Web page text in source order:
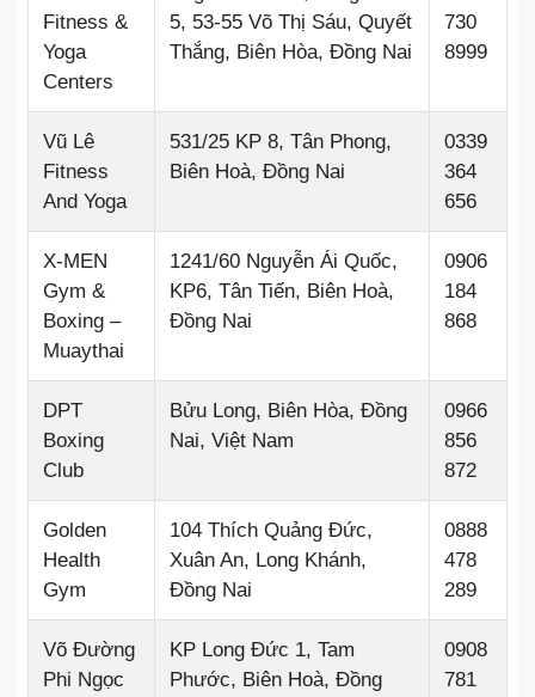
Fitness &
Yoga
Centers
5, 53-55 Võ Thị Sáu, Quyết
Thắng, Biên Hòa, Đồng Nai
730
8999
Vũ Lê
Fitness
And Yoga
531/25 KP 8, Tân Phong,
Biên Hoà, Đồng Nai
0339
364
656
X-MEN
Gym &
Boxing –
Muaythai
1241/60 Nguyễn Ái Quốc,
KP6, Tân Tiến, Biên Hoà,
Đồng Nai
0906
184
868
DPT
Boxing
Club
Bửu Long, Biên Hòa, Đồng
Nai, Việt Nam
0966
856
872
Golden
Health
Gym
104 Thích Quảng Đức,
Xuân An, Long Khánh,
Đồng Nai
0888
478
289
Võ Đường
Phi Ngọc
KP Long Đức 1, Tam
Phước, Biên Hoà, Đồng
0908
781